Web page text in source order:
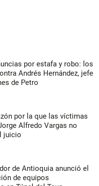
por estafa y robo: los
Andrés Hernández, jefe
de Petro
por la que las víctimas
Alfredo Vargas no
juicio
de Antioquia anunció el
de equipos